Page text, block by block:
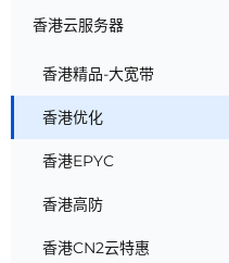
香港云服务器
香港精品-大宽带
香港优化
香港EPYC
香港高防
香港CN2云特惠